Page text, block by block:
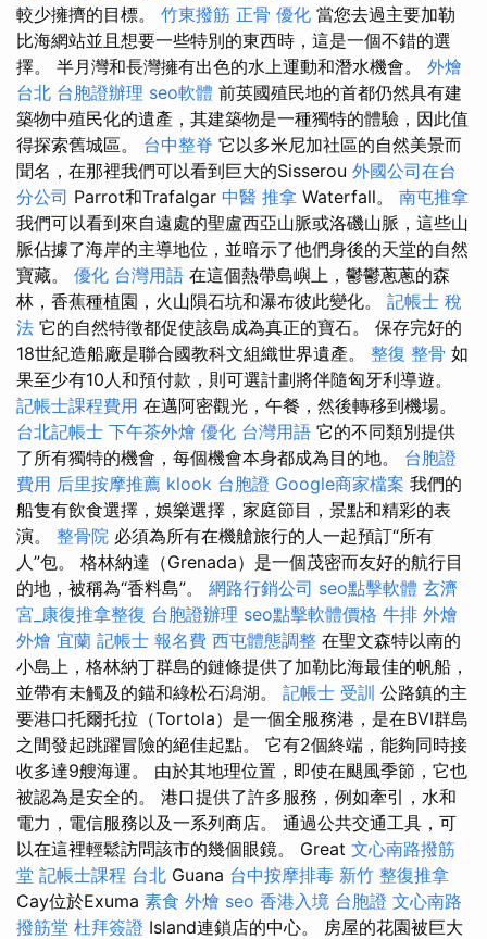
較少擁擠的目標。 竹東撥筋 正骨 優化 當您去過主要加勒
比海網站並且想要一些特別的東西時，這是一個不錯的選
擇。 半月灣和長灣擁有出色的水上運動和潛水機會。 外燴
台北 台胞證辦理 seo軟體 前英國殖民地的首都仍然具有建
築物中殖民化的遺產，其建築物是一種獨特的體驗，因此值
得探索舊城區。 台中整脊 它以多米尼加社區的自然美景而
聞名，在那裡我們可以看到巨大的Sisserou 外國公司在台
分公司 Parrot和Trafalgar 中醫 推拿 Waterfall。 南屯推拿
我們可以看到來自遠處的聖盧西亞山脈或洛磯山脈，這些山
脈佔據了海岸的主導地位，並暗示了他們身後的天堂的自然
寶藏。 優化 台灣用語 在這個熱帶島嶼上，鬱鬱蔥蔥的森
林，香蕉種植​​園，火山隕石坑和瀑布彼此變化。 記帳士 稅
法 它的自然特徵都促使該島成為真正的寶石。 保存完好的
18世紀造船廠是聯合國教科文組織世界遺產。 整復 整骨 如
果至少有10人和預付款，則可選計劃將伴隨匈牙利導遊。
記帳士課程費用 在邁阿密觀光，午餐，然後轉移到機場。
台北記帳士 下午茶外燴 優化 台灣用語 它的不同類別提供
了所有獨特的機會，每個機會本身都成為目的地。 台胞證
費用 后里按摩推薦 klook 台胞證 Google商家檔案 我們的
船隻有飲食選擇，娛樂選擇，家庭節目，景點和精彩的表
演。 整骨院 必須為所有在機艙旅行的人一起預訂“所有
人”包。 格林納達（Grenada）是一個茂密而友好的航行目
的地，被稱為“香料島”。 網路行銷公司 seo點擊軟體 玄濟
宮_康復推拿整復 台胞證辦理 seo點擊軟體價格 牛排 外燴
外燴 宜蘭 記帳士 報名費 西屯體態調整 在聖文森特以南的
小島上，格林納丁群島的鏈條提供了加勒比海最佳的帆船，
並帶有未觸及的錨和綠松石潟湖。 記帳士 受訓 公路鎮的主
要港口托爾托拉（Tortola）是一個全服務港，是在BVI群島
之間發起跳躍冒險的絕佳起點。 它有2個終端，能夠同時接
收多達9艘海運。 由於其地理位置，即使在颶風季節，它也
被認為是安全的。 港口提供了許多服務，例如牽引，水和
電力，電信服務以及一系列商店。 通過公共交通工具，可
以在這裡輕鬆訪問該市的幾個眼鏡。 Great 文心南路撥筋
堂 記帳士課程 台北 Guana 台中按摩排毒 新竹 整復推拿
Cay位於Exuma 素食 外燴 seo 香港入境 台胞證 文心南路
撥筋堂 杜拜簽證 Island連鎖店的中心。 房屋的花園被巨大